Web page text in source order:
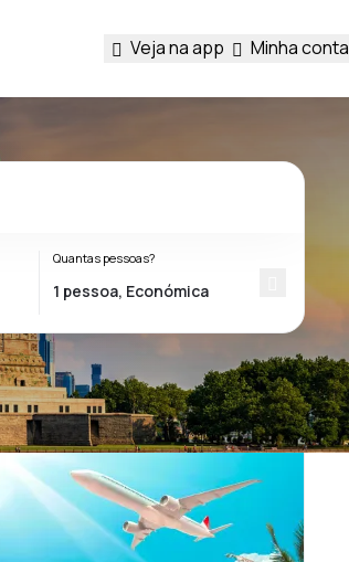
Veja na app Minha conta
Quantas pessoas?